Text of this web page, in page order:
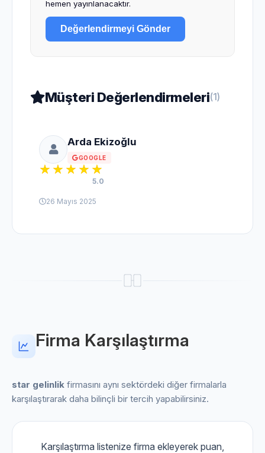
hemen yayınlanacaktır.
Değerlendirmeyi Gönder
Müşteri Değerlendirmeleri(1)
Arda Ekizoğlu
GOOGLE
5.0
26 Mayıs 2025
Firma Karşılaştırma
star gelinlik firmasını aynı sektördeki diğer firmalarla
karşılaştırarak daha bilinçli bir tercih yapabilirsiniz.
Karşılaştırma listenize firma ekleyerek puan,